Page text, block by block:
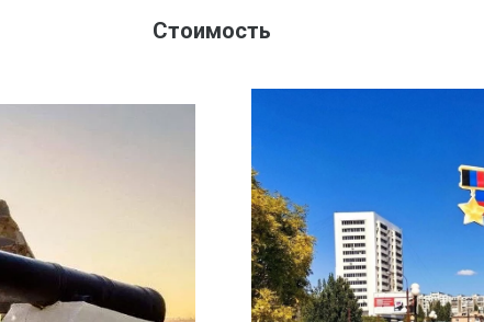
Стоимость